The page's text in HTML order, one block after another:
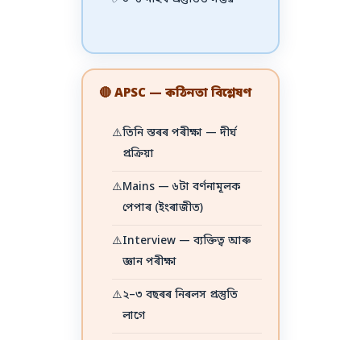
🔴 APSC — কঠিনতা বিশ্লেষণ
⚠️তিনি স্তৰৰ পৰীক্ষা — দীৰ্ঘ
প্ৰক্ৰিয়া
⚠️Mains — ৬টা বৰ্ণনামূলক
পেপাৰ (ইংৰাজীত)
⚠️Interview — ব্যক্তিত্ব আৰু
জ্ঞান পৰীক্ষা
⚠️২–৩ বছৰৰ নিৰলস প্ৰস্তুতি
লাগে